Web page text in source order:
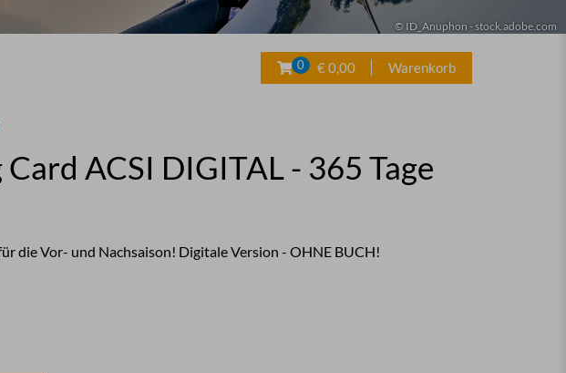
© ID_Anuphon - stock.adobe.com
0 € 0,00 Warenkorb
ACSI DIGITAL - 365 Tage
die Vor- und Nachsaison! Digitale Version - OHNE BUCH!